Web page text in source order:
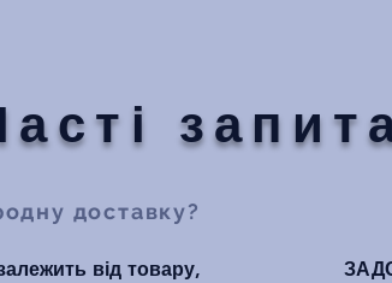
доставку?
від товару,